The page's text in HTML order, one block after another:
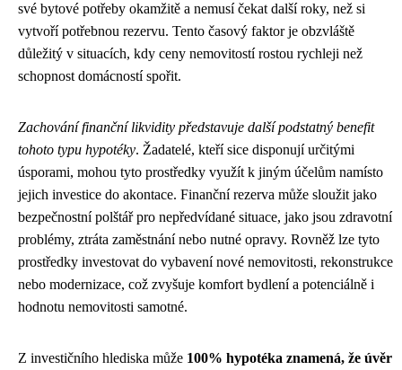
své bytové potřeby okamžitě a nemusí čekat další roky, než si
vytvoří potřebnou rezervu. Tento časový faktor je obzvláště
důležitý v situacích, kdy ceny nemovitostí rostou rychleji než
schopnost domácností spořit.
Zachování finanční likvidity představuje další podstatný benefit
tohoto typu hypotéky. Žadatelé, kteří sice disponují určitými
úsporami, mohou tyto prostředky využít k jiným účelům namísto
jejich investice do akontace. Finanční rezerva může sloužit jako
bezpečnostní polštář pro nepředvídané situace, jako jsou zdravotní
problémy, ztráta zaměstnání nebo nutné opravy. Rovněž lze tyto
prostředky investovat do vybavení nové nemovitosti, rekonstrukce
nebo modernizace, což zvyšuje komfort bydlení a potenciálně i
hodnotu nemovitosti samotné.
Z investičního hlediska může 100% hypotéka znamená, že úvěr